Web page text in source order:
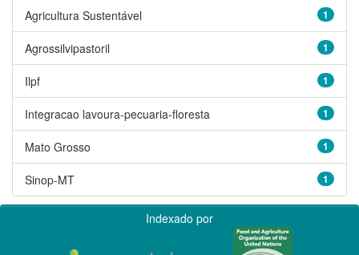
1
Agricultura Sustentável
1
Agrossilvipastoril
1
Ilpf
1
Integracao lavoura-pecuaria-floresta
1
Mato Grosso
1
Sinop-MT
Indexado por